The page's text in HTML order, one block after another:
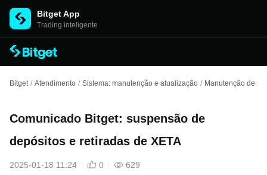
Bitget App
Trading inteligente
Bitget / Atendimento / Sistema: manutenção e atualização / Manutenção de
Comunicado Bitget: suspensão de
depósitos e retiradas de XETA
2025-01-18 11:24 0 629